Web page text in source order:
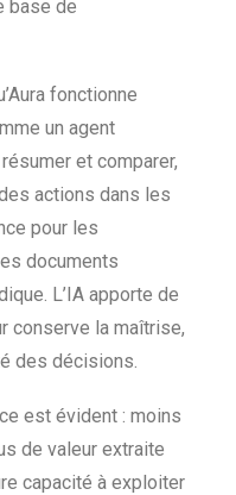
base de
fonctionne
un agent
et comparer,
actions dans les
pour les
documents
L’IA apporte de
conserve la maîtrise,
des décisions.
est évident : moins
de valeur extraite
capacité à exploiter